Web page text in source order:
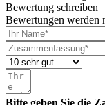
Bewertung schreiben
Bewertungen werden
Bitte geben Sie die